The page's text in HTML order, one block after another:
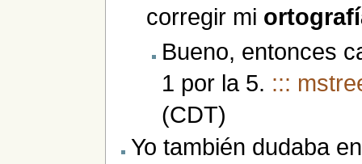
corregir mi
Bueno, entonces
1 por la 5. :::
(CDT)
Yo también dudaba